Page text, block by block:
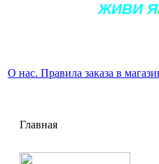
ЖИВИ Я
О нас. Правила заказа в
Главная